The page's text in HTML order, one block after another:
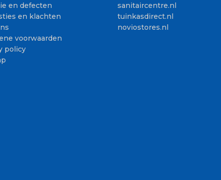
en defecten
en klachten
voorwaarden
policy
sanitaircentre.nl
tuinkasdirect.nl
noviostores.nl